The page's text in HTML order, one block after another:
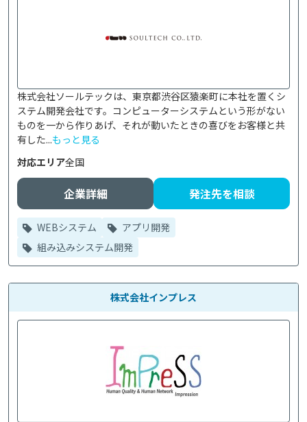
株式会社ソールテックは、東京都渋谷区猿楽町に本社を置くシ
ステム開発会社です。コンピューターシステムという形がない
ものを一から作りあげ、それが動いたときの喜びをお客様と共
有した...もっと見る
対応エリア全国
企業詳細 発注先を相談
WEBシステム
アプリ開発
組み込みシステム開発
株式会社インプレス